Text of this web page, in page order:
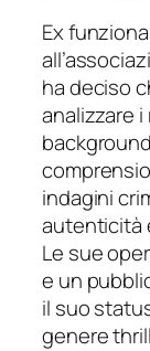
Ex
ha deciso
analizzare
indagini
autenticità
Le sue
e un
il suo
genere